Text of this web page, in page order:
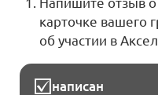
Напишите отзыв о
карточке вашего
об участии в
написан